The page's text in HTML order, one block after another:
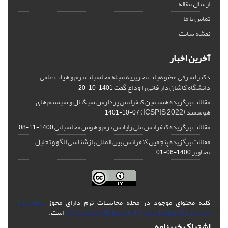
ارسال مقاله
تماس با ما
نقشه سایت
آخرین اخبار
دکتر اشرفی عضو هیات تحریریه مجله محاسبات نرم و هیات علمی
دانشگاه کاشان دار فانی را وداع گفت1401-10-20
مقالات برگزیده هشتمین کنفرانس پردازش سیگنال و سیستم های
هوشمند (ICSPIS 2022) 1401-10-07
مقالات برگزیده کنفرانس ملی رایانش نرم و هوش محاسباتی1400-11-08
مقالات برگزیده پنجمین کنفرانس بین المللی بازشناسی الگو و تحلیل
تصاویر1400-06-01
کلیه محتوای موجود در مجله محاسبات نرم دارای مجوز Creative
Commons Attribution 4.0 International Licenseاست.